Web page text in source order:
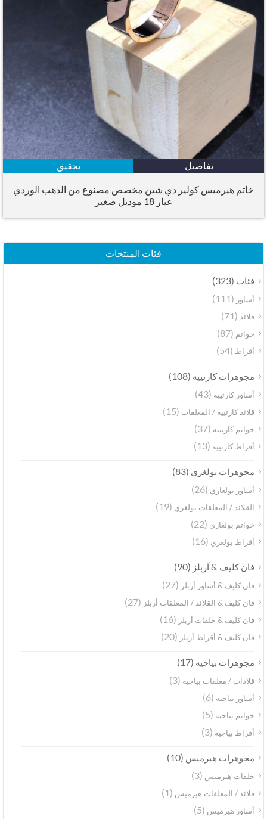
تفاصيل تحقيق
خاتم هيرميس كولير دي شين مخصص مصنوع من الذهب الوردي
عيار 18 موديل صغير
فئات المنتجات
فئات(323)
أساور(111)
قلائد(71)
خواتم(87)
أقراط (54)
مجوهرات كارتييه(108)
أساور كارتييه(43)
قلائد كارتييه / المعلقات(15)
خواتم كارتييه(37)
أقراط كارتييه(13)
مجوهرات بولغري(83)
أساور بولغاري(26)
القلائد / المعلقات بولغري(19)
خواتم بولغاري(22)
أقراط بولغري(16)
فان كليف & آربلز (90)
فان كليف & أساور أربلز (27)
فان كليف & القلائد / المعلقات أربلز (27)
فان كليف & حلقات أربلز (16)
فان كليف & أقراط أربلز (20)
مجوهرات بياجيه(17)
قلادات / معلقات بياجيه(3)
أساور بياجيه(6)
خواتم بياجيه(5)
أقراط بياجيه(3)
مجوهرات هيرميس(10)
حلقات هيرميس(3)
قلائد / المعلقات هيرميس(1)
أساور هيرميس(5)